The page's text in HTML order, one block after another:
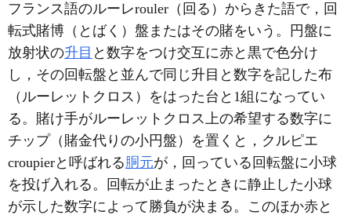
フランス語のルーレrouler（回る）からきた語で，回
転式賭博（とばく）盤またはその賭をいう。円盤に
放射状の升目 と数字をつけ交互に赤と黒で色分け
し，その回転盤と並んで同じ升目と数字を記した布
（ルーレットクロス）をはった台と1組になってい
る。賭け手がルーレットクロス上の希望する数字に
チップ（賭金代りの小円盤）を置くと，クルピエ
croupierと呼ばれる胴元が，回っている回転盤に小球
を投げ入れる。回転が止まったときに静止した小球
が示した数字によって勝負が決まる。このほか赤と